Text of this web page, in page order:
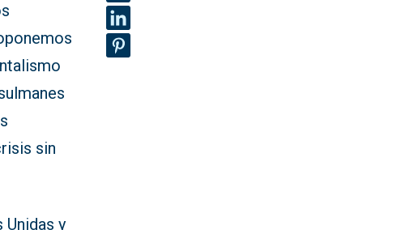
sin
y